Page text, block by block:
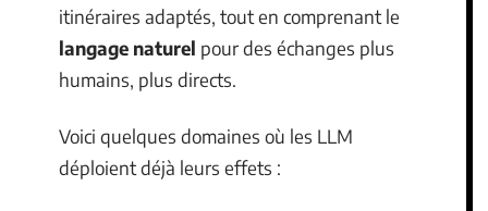
itinéraires adaptés, tout en comprenant le
langage naturel pour des échanges plus
humains, plus directs.
Voici quelques domaines où les LLM
déploient déjà leurs effets :